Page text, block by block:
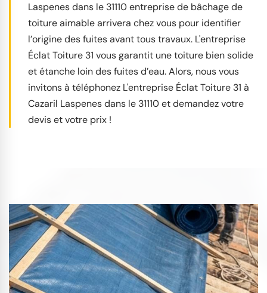
Laspenes dans le 31110 entreprise de bâchage de
toiture aimable arrivera chez vous pour identifier
l’origine des fuites avant tous travaux. L'entreprise
Éclat Toiture 31 vous garantit une toiture bien solide
et étanche loin des fuites d’eau. Alors, nous vous
invitons à téléphonez L'entreprise Éclat Toiture 31 à
Cazaril Laspenes dans le 31110 et demandez votre
devis et votre prix !